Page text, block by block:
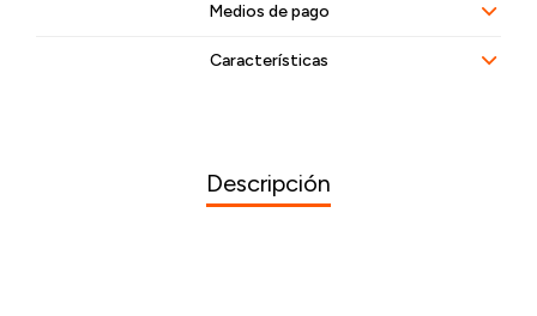
Medios de pago
Características
Descripción